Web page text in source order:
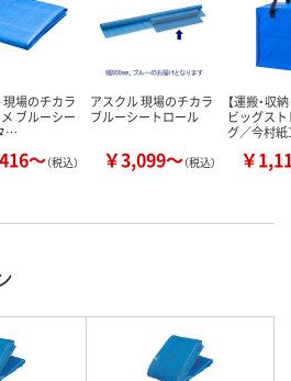
現場のチカラ
ブルーシー
…
～（税込）
アスクル 現場のチカラ
ブルーシートロール
￥3,099～（税込）
【運搬・収
ビッグス
グ／今村紙
￥